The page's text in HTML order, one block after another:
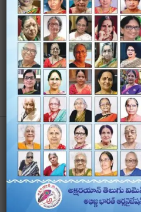
City/Region
Peddapalli
అక్షరయాన్ – తెలుగు మహిళా